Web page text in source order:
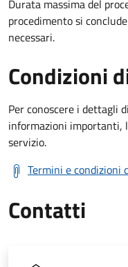
Durata massima del
procedimento si
necessari.
Condizioni
Per conoscere i dettagli
informazioni importanti,
servizio.
Termini e condizioni
Contatti